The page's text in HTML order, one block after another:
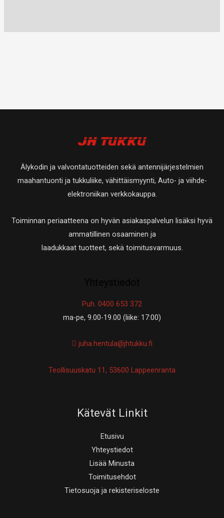
Älykodin ja valvontatuotteiden sekä antennijärjestelmien
maahantuonti ja tukkuliike, vähittäismyynti, Auto- ja viihde-
elektroniikan verkkokauppa.
Toiminnan periaatteena on hyvän asiakaspalvelun lisäksi hyvä
ammatillinen osaaminen ja
laadukkaat tuotteet, sekä toimitusvarmuus.
Puh. 0400 653 372
ma-pe, 9.00-19.00 (liike: 17:00)
juha.hentula@jhtukku.fi
Teollisuuskatu 11, 53600 Lappeenranta
Kätevät Linkit
Etusivu
Yhteystiedot
Lisää Minusta
Toimitusehdot
Tietosuoja ja rekisteriseloste